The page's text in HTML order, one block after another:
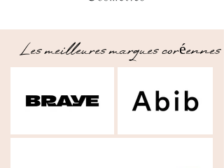
Les meilleures marques coréennes